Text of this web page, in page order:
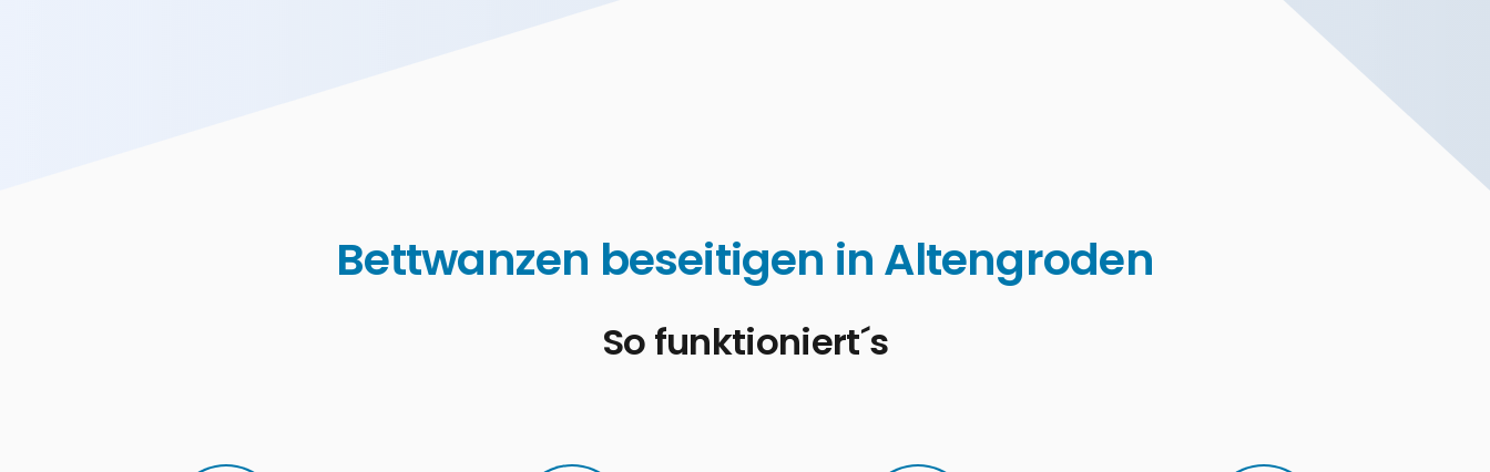
Bettwanzen beseitigen in Altengroden
So funktioniert´s